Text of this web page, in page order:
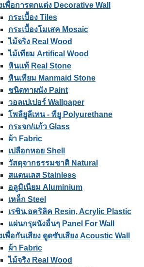
เพื่อการตกแต่ง Decorative Wall
กระเบื้อง Tiles
กระเบื้องโมเสค Mosaic
ไม้จริง Real Wood
ไม้เทียม Artifical Wood
หินแท้ Real Stone
หินเทียม Manmaid Stone
ชนิดทาผนัง Paint
วอลเปเปอร์ Wallpaper
โพลียูลีเทน - พียู Polyurethane
กระจก/แก้ว Glass
ผ้า Fabric
เปลือกหอย Shell
วัสดุจากธรรมชาติ Natural
สแตนเลส Stainless
อลูมิเนียม Aluminium
เหล็ก Steel
เรซิน,อคริลิค Resin, Acrylic Plastic
แผ่นกรุผนังอื่นๆ Panel For Wall
เพื่อกันเสียง ดูดซับเสียง Acoustic Wall
ผ้า Fabric
ไม้จริง Real Wood